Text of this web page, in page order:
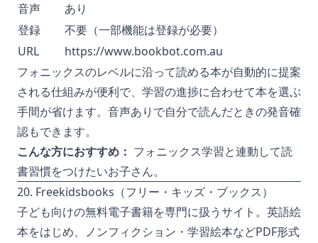
音声
あり
登録
不要（一部機能は登録が必要）
URL
https://www.bookbot.com.au
フォニックスのレベルに沿って読める本が自動的に提案
される仕組みが便利で、学習の進捗に合わせて本を選ぶ
手間が省けます。音声ありで自分で読んだときの発音確
認もできます。
こんな方におすすめ： フォニックス学習と連動して読
書習慣をつけたいお子さん。
20. Freekidsbooks（フリー・キッズ・ブックス）
子ども向けの無料電子書籍を専門に扱うサイト。英語絵
本をはじめ、ノンフィクション・学習絵本などPDF形式